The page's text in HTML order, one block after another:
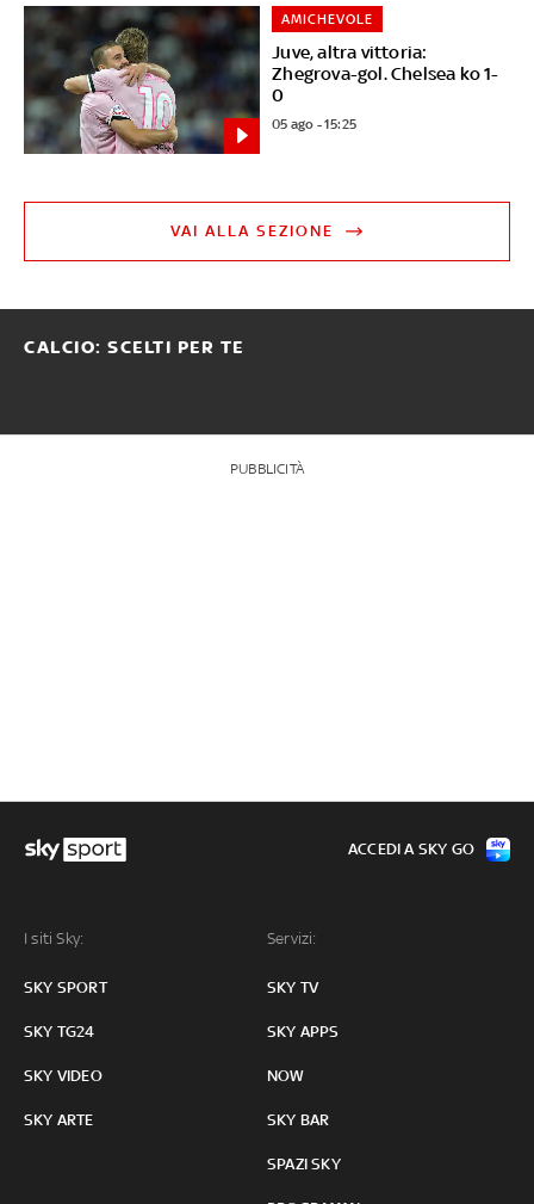
Juve, altra vittoria:
Zhegrova-gol. Chelsea ko 1-
0
AMICHEVOLE
05 ago - 15:25
VAI ALLA SEZIONE
CALCIO: SCELTI PER TE
PUBBLICITÀ
I siti Sky:
SKY SPORT
SKY TG24
SKY VIDEO
SKY ARTE
Servizi:
SKY TV
SKY APPS
NOW
SKY BAR
SPAZI SKY
ACCEDI A SKY GO